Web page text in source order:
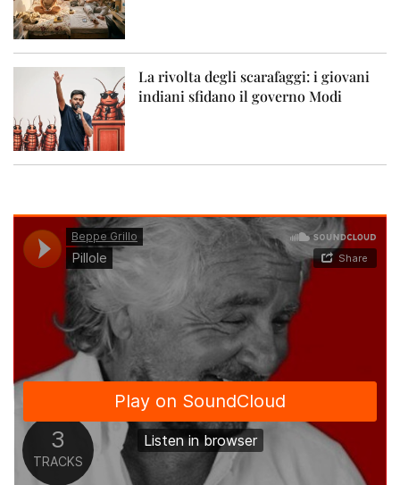
La rivolta degli scarafaggi: i giovani
indiani sfidano il governo Modi